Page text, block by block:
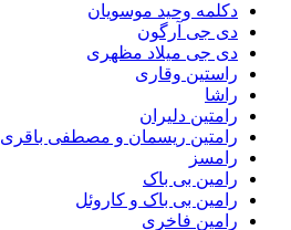
دکلمه وحید موسویان
دی جی آرگون
دی جی میلاد مظهری
راستین وقاری
راشا
رامتین دلیران
رامتین ریسمان و مصطفی باقری
رامسز
رامین بی باک
رامین بی باک و کاروئل
رامین فاخری